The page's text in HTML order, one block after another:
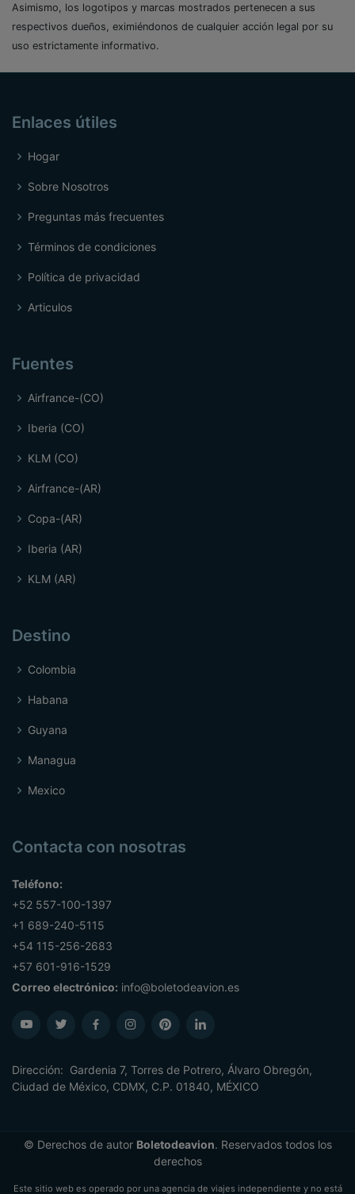
Asimismo, los logotipos y marcas mostrados pertenecen a sus
respectivos dueños, eximiéndonos de cualquier acción legal por su
uso estrictamente informativo.
Enlaces útiles
Hogar
Sobre Nosotros
Preguntas más frecuentes
Términos de condiciones
Política de privacidad
Articulos
Fuentes
Airfrance-(CO)
Iberia (CO)
KLM (CO)
Airfrance-(AR)
Copa-(AR)
Iberia (AR)
KLM (AR)
Destino
Colombia
Habana
Guyana
Managua
Mexico
Contacta con nosotras
Teléfono:
+52 557-100-1397
+1 689-240-5115
+54 115-256-2683
+57 601-916-1529
Correo electrónico: info@boletodeavion.es
Dirección: Gardenia 7, Torres de Potrero, Álvaro Obregón,
Ciudad de México, CDMX, C.P. 01840, MÉXICO
© Derechos de autor Boletodeavion. Reservados todos los
derechos
Este sitio web es operado por una agencia de viajes independiente y no está